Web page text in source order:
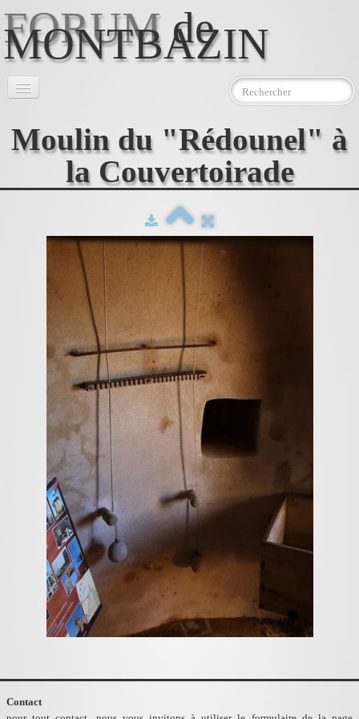
FORUM de
MONTBAZIN
l'Association▼
Le Moulin▼
Téléchargements
Contact
Moulin du "Rédounel" à
la Couvertoirade
Contact